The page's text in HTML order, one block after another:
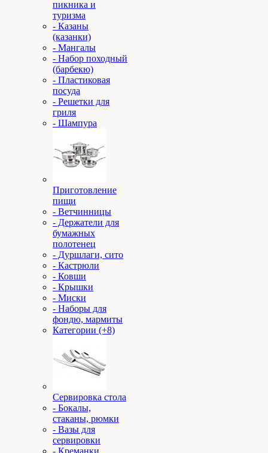
пикника и
туризма
- Казаны
(казанки)
- Мангалы
- Набор походный
(барбекю)
- Пластиковая
посуда
- Решетки для
гриля
- Шампура
Приготовление
пищи
- Ветчинницы
- Держатели для
бумажных
полотенец
- Дуршлаги, сито
- Кастрюли
- Ковши
- Крышки
- Миски
- Наборы для
фондю, мармиты
Категории (+8)
Сервировка стола
- Бокалы,
стаканы, рюмки
- Вазы для
сервировки
- Креманки